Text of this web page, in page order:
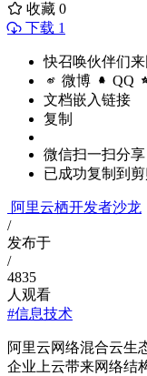
收藏 0
下载 1
快召唤伙伴们
微博 QQ
文档嵌入链接
复制
微信扫一扫分享
已成功复制到剪
阿里云栖开发者沙龙
/
发布于
/
4835
人观看
#信息技术
阿里云网络混合云生
企业上云带来网络结